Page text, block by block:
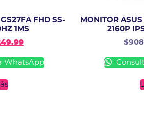
FHD SS-
1MS
WhatsApp
MONITOR
2160P
$